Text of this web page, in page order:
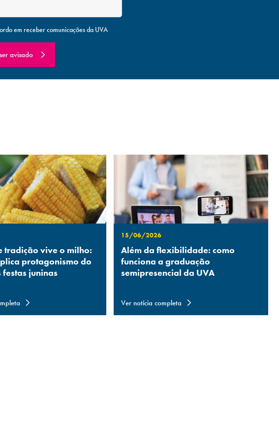
em receber comunicações da UVA
avisado
tradição vive o milho:
protagonismo do
festas juninas
15/06/2026
Além da flexibilidade: como
funciona a graduação
semipresencial da UVA
Ver notícia completa